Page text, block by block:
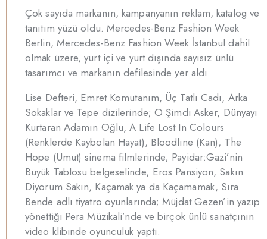
Çok sayıda markanın, kampanyanın reklam, katalog ve
tanıtım yüzü oldu. Mercedes-Benz Fashion Week
Berlin, Mercedes-Benz Fashion Week İstanbul dahil
olmak üzere, yurt içi ve yurt dışında sayısız ünlü
tasarımcı ve markanın defilesinde yer aldı.
Lise Defteri, Emret Komutanım, Üç Tatlı Cadı, Arka
Sokaklar ve Tepe dizilerinde; O Şimdi Asker, Dünyayı
Kurtaran Adamın Oğlu, A Life Lost In Colours
(Renklerde Kaybolan Hayat), Bloodline (Kan), The
Hope (Umut) sinema filmlerinde; Payidar:Gazi’nin
Büyük Tablosu belgeselinde; Eros Pansiyon, Sakın
Diyorum Sakın, Kaçamak ya da Kaçamamak, Sıra
Bende adlı tiyatro oyunlarında; Müjdat Gezen’in yazıp
yönettiği Pera Müzikali’nde ve birçok ünlü sanatçının
video klibinde oyunculuk yaptı.